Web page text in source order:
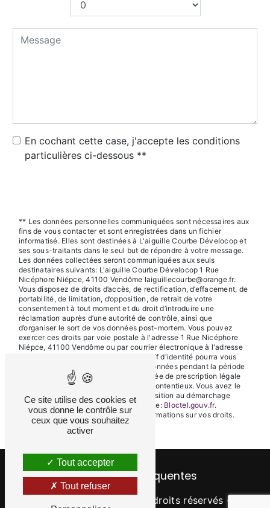
En cochant cette case, j'accepte les conditions
particulières ci-dessous **
** Les données personnelles communiquées sont nécessaires aux
fins de vous contacter et sont enregistrées dans un fichier
informatisé. Elles sont destinées à L'aiguille Courbe Dévelocop et
ses sous-traitants dans le seul but de répondre à votre message.
Les données collectées seront communiquées aux seuls
destinataires suivants: L'aiguille Courbe Dévelocop 1 Rue
Nicéphore Niépce, 41100 Vendôme laiguillecourbe@orange.fr.
Vous disposez de droits d’accès, de rectification, d’effacement, de
portabilité, de limitation, d’opposition, de retrait de votre
consentement à tout moment et du droit d’introduire une
réclamation auprès d’une autorité de contrôle, ainsi que
d’organiser le sort de vos données post-mortem. Vous pouvez
exercer ces droits par voie postale à l'adresse 1 Rue Nicéphore
Niépce, 41100 Vendôme ou par courrier électronique à l'adresse
laiguillecourbe@orange.fr. Un justificatif d'identité pourra vous
être demandé. Nous conservons vos données pendant la période
de prise de contact puis pendant la durée de prescription légale
aux fins probatoires et de gestion des contentieux. Vous avez le
droit de vous inscrire sur la liste d'opposition au démarchage
téléphonique, disponible à cette adresse: Bloctel.gouv.fr.
Consultez le site cnil.fr pour plus d’informations sur vos droits.
Recherches fréquentes
- 2026 - Tous droits réservés -
Ce site utilise des cookies et
vous donne le contrôle sur
ceux que vous souhaitez
activer
Tout accepter
Tout refuser